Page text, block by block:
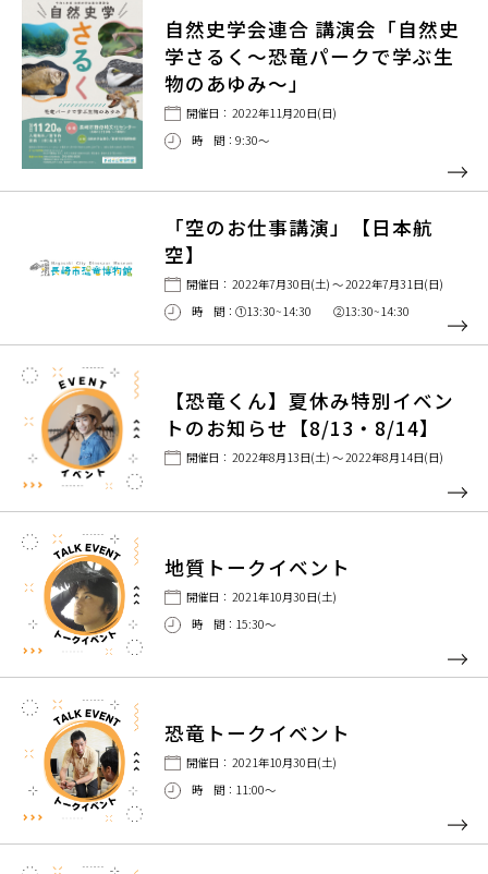
自然史学会連合 講演会「自然史
学さるく～恐竜パークで学ぶ生
物のあゆみ～」
開催日： 2022年11月20日(日)
時 間：9:30〜
「空のお仕事講演」【日本航
空】
開催日： 2022年7月30日(土) ～ 2022年7月31日(日)
時 間：①13:30~14:30 ②13:30~14:30
【恐竜くん】夏休み特別イベン
トのお知らせ【8/13・8/14】
開催日： 2022年8月13日(土) ～ 2022年8月14日(日)
地質トークイベント
開催日： 2021年10月30日(土)
時 間：15:30～
恐竜トークイベント
開催日： 2021年10月30日(土)
時 間：11:00～